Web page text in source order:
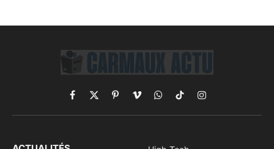
Facebook
X
(Twitter)
PinterestVimeoWhatsApp
TikTokInstagram